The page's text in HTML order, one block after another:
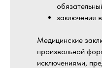
заключения
Медицинские
произвольной
исключениями,